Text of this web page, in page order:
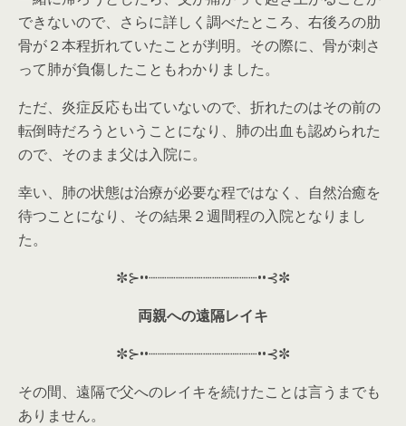
できないので、さらに詳しく調べたところ、右後ろの肋
骨が２本程折れていたことが判明。その際に、骨が刺さ
って肺が負傷したこともわかりました。
ただ、炎症反応も出ていないので、折れたのはその前の
転倒時だろうということになり、肺の出血も認められた
ので、そのまま父は入院に。
幸い、肺の状態は治療が必要な程ではなく、自然治癒を
待つことになり、その結果２週間程の入院となりまし
た。
✼⊱••┈┈┈┈┈┈┈┈┈┈┈┈••⊰✼
両親への遠隔レイキ
✼⊱••┈┈┈┈┈┈┈┈┈┈┈┈••⊰✼
その間、遠隔で父へのレイキを続けたことは言うまでも
ありません。